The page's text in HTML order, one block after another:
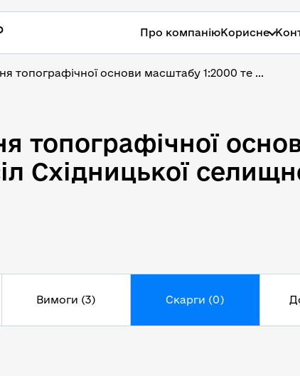
Про компаніюКорисне
топографічної основи масштабу 1:2000 те ...
топографічної
топографічної
Східницької
Вимоги (3) Скарги (0)